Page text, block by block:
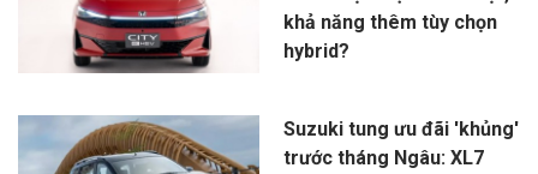
khả năng thêm tùy chọn
hybrid?
Suzuki tung ưu đãi 'khủng'
trước tháng Ngâu: XL7